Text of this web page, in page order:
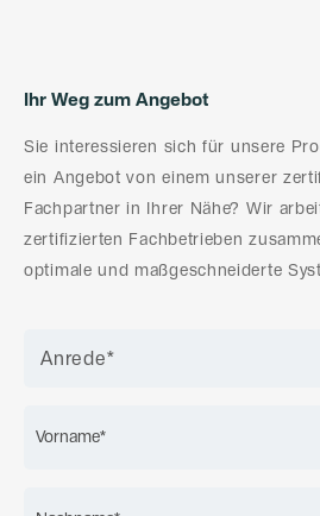
Ihr Weg zum Angebot
Sie interessieren sich für unsere
ein Angebot von einem unserer
Fachpartner in Ihrer Nähe? Wir
zertifizierten Fachbetrieben
optimale und maßgeschneiderte